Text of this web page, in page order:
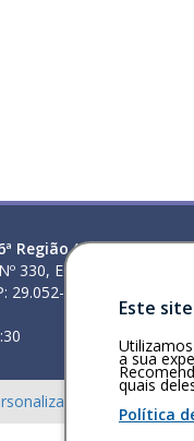
Região (ES)
330, Ed. Eldorado Center,
29.052-210
de cookies
Este
a sua
quais
Política